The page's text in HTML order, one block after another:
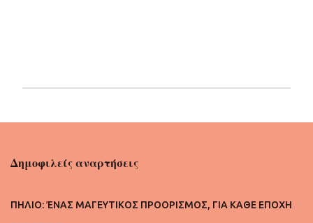
η
σ
υ
Δημοφιλείς αναρτήσεις
ΠΗΛΙΟ: ΈΝΑΣ ΜΑΓΕΥΤΙΚΟΣ ΠΡΟΟΡΙΣΜΟΣ, ΓΙΑ ΚΑΘΕ ΕΠΟΧΗ